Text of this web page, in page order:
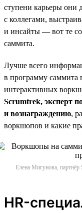
ступени карьеры они
с коллегами,
и инсайты — вот те
саммита.
Лучше всего
в программу саммита
интерактивных
Scrumtrek, эксперт
и вознаграждению,
воркшопов и какие
Елена Мигунова, партнёр
HR-